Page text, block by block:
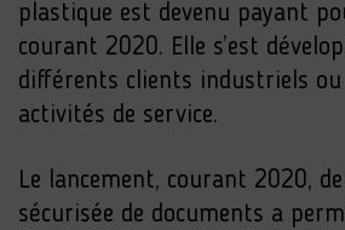
plastique est devenu payant
courant 2020. Elle s’est
différents clients industriels ou
activités de service.
Le lancement, courant 2020,
sécurisée de documents a